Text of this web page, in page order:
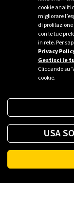
cookie
migliorare
di
con le tue
in rete. Per
Privacy
Gestisci le
Cliccando su
cookie.
USA
Fai il
Sei
Trova
Footer
Eni